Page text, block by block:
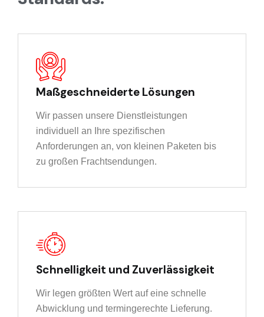
Maßgeschneiderte Lösungen
Wir passen unsere Dienstleistungen
individuell an Ihre spezifischen
Anforderungen an, von kleinen Paketen bis
zu großen Frachtsendungen.
Schnelligkeit und Zuverlässigkeit
Wir legen größten Wert auf eine schnelle
Abwicklung und termingerechte Lieferung.